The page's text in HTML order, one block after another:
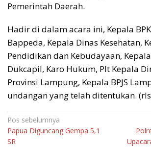
Pemerintah Daerah.
Hadir di dalam acara ini, Kepala
Bappeda, Kepala Dinas Kesehatan,
Pendidikan dan Kebudayaan,
Dukcapil, Karo Hukum, Plt Kepala
Provinsi Lampung, Kepala BPJS
undangan yang telah ditentukan.
Navigasi
pos
Pos sebelumnya
Papua Diguncang Gempa 5,1
SR